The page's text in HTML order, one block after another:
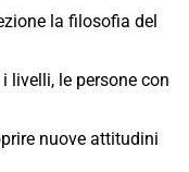
la filosofia del
livelli, le persone con
nuove attitudini